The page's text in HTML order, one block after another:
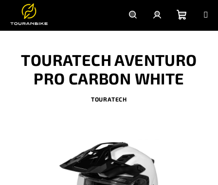
obsah
košík
TOURATECH AVENTURO
PRO CARBON WHITE
TOURATECH